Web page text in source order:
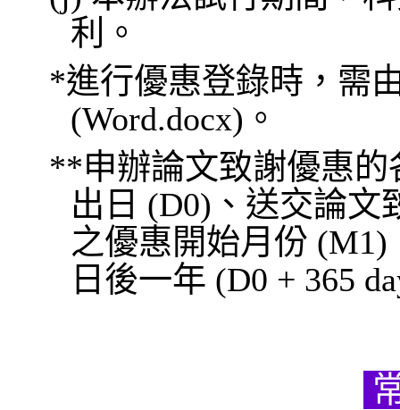
利。
*進行優惠登錄時，需
(Word.docx)。
**申辦論文致謝優惠
出日 (D0)、送交論文
之優惠開始月份
日後一年 (D0 + 365